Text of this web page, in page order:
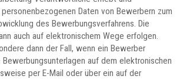
Daten von Bewerbern zum
des Bewerbungsverfahrens. Die
auch auf elektronischem Wege erfolgen.
dann der Fall, wenn ein Bewerber
auf dem elektronischen
per E-Mail oder über ein auf der